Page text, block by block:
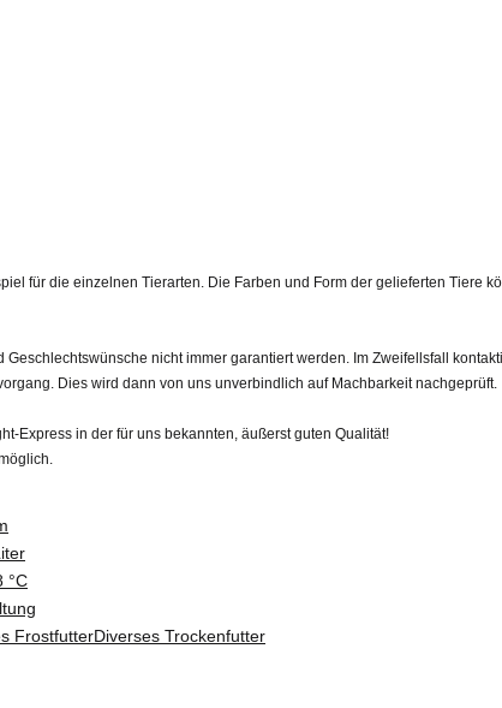
für die einzelnen Tierarten. Die Farben und Form der gelieferten Tiere
nicht immer garantiert werden. Im Zweifellsfall
Dies wird dann von uns unverbindlich auf Machbarkeit nachgeprüft.
Express in der für uns bekannten, äußerst guten Qualität!
°C
FrostfutterDiverses Trockenfutter